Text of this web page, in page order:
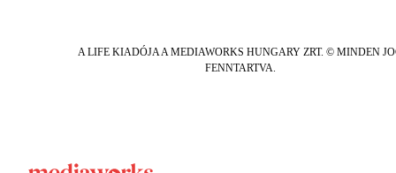
A LIFE KIADÓJA A MEDIAWORKS HUNGARY ZRT. © MINDEN
FENNTARTVA.